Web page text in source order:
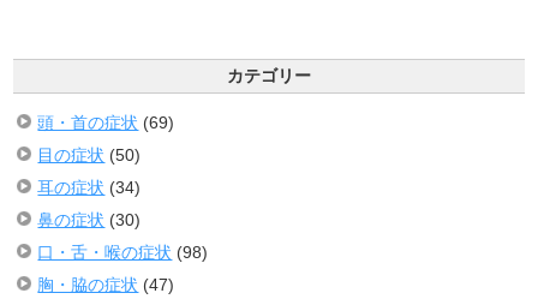
カテゴリー
頭・首の症状 (69)
目の症状 (50)
耳の症状 (34)
鼻の症状 (30)
口・舌・喉の症状 (98)
胸・脇の症状 (47)